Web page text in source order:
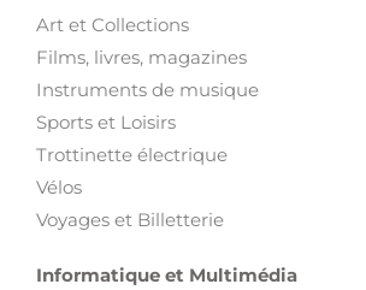
Art et Collections
Films, livres, magazines
Instruments de musique
Sports et Loisirs
Trottinette électrique
Vélos
Voyages et Billetterie
Informatique et Multimédia